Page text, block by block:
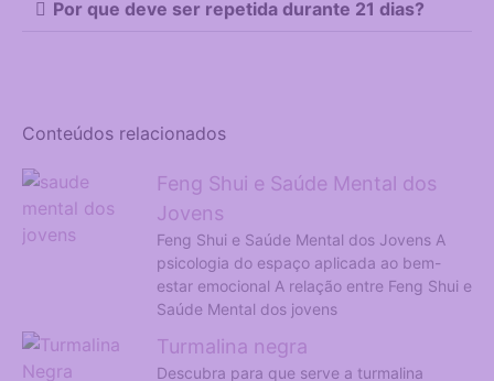
Por que deve ser repetida durante 21 dias?
Conteúdos relacionados
Feng Shui e Saúde Mental dos
Jovens
Feng Shui e Saúde Mental dos Jovens A
psicologia do espaço aplicada ao bem-
estar emocional A relação entre Feng Shui e
Saúde Mental dos jovens
Turmalina negra
Descubra para que serve a turmalina
Experiência
cookies,
desaparecerão
do site.
Marketing
Ao partilhar os